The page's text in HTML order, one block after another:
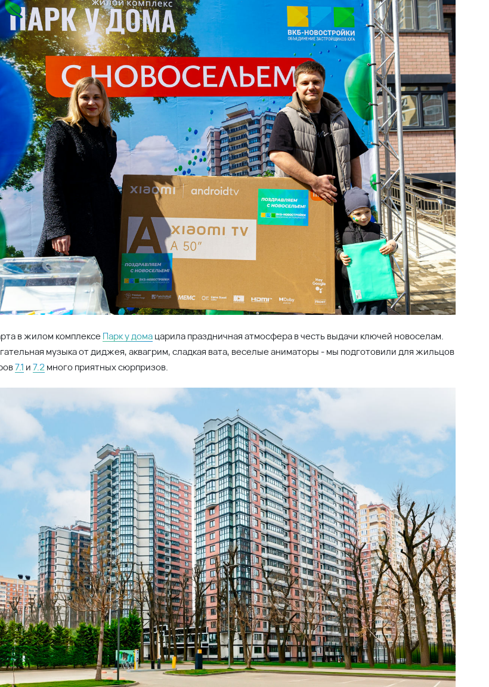
в жилом комплексеПарк у домацарила праздничная атмосфера в честь выдачи ключей новоселам.
музыка от диджея, аквагрим, сладкая вата, веселые аниматоры - мы подготовили для жильцов
7.1и 7.2 много приятных сюрпризов.
праздника стал розыгрыш ценных призов от застройщика - огромный телевизор, робот-
микроволновая печь и много другой бытовой техники.
гостей на мероприятии побывали и представители СМИ.
наших новоселов начинается новая глава. Их ждут собственные квартиры на первой линии парка
в одном из лучших жилых комплексов. А мы желаем им счастья и благополучия!
подробная информация о жилом комплексе по телефону
далее
для новоселов в ЖК Парк у дома!
Читать подробнее
эксперта по недвижимости
параметрам
Оставить заявку
2
Квартиры и апартаменты
Коммерческая недвижимость
Квартиры
Покупайте онлайн
Ипотека
О компании
Новости
Офисы продаж